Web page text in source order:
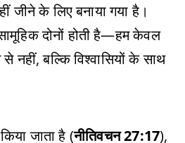
जीने के लिए बनाया गया है।
दोनों होती है—हम केवल
नहीं, बल्कि विश्वासियों के साथ
जाता है (नीतिवचन 27:17),